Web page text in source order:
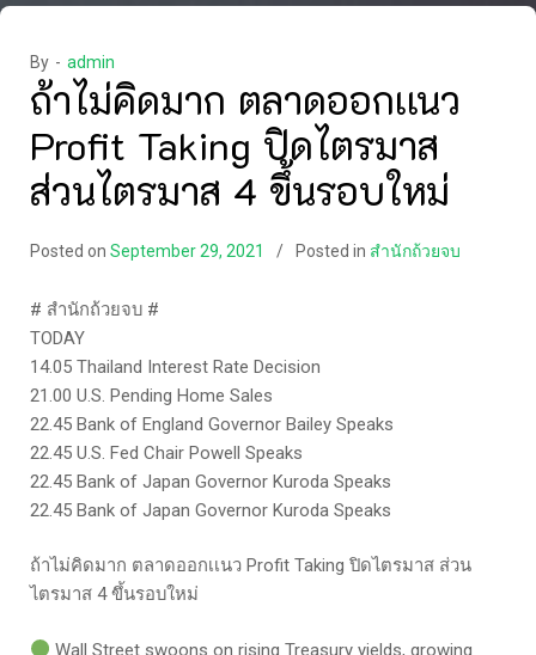
By - admin
ถ้าไม่คิดมาก ตลาดออกเเนว
Profit Taking ปิดไตรมาส
ส่วนไตรมาส 4 ขึ้นรอบใหม่
Posted on September 29, 2021 Posted in สำนักถ้วยจบ
# สำนักถ้วยจบ #
TODAY
14.05 Thailand Interest Rate Decision
21.00 U.S. Pending Home Sales
22.45 Bank of England Governor Bailey Speaks
22.45 U.S. Fed Chair Powell Speaks
22.45 Bank of Japan Governor Kuroda Speaks
22.45 Bank of Japan Governor Kuroda Speaks
ถ้าไม่คิดมาก ตลาดออกเเนว Profit Taking ปิดไตรมาส ส่วน
ไตรมาส 4 ขึ้นรอบใหม่
Wall Street swoons on rising Treasury yields, growing